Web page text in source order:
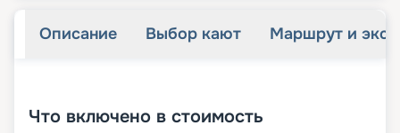
Описание Выбор кают Маршрут и
Что включено в стоимость